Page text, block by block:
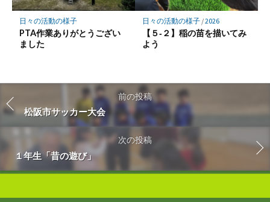
日々の活動の様子
PTA作業ありがとうござい
ました
日々の活動の様子/2026
【５‐２】稲の苗を描いてみ
よう
前の投稿
松阪市サッカー大会
次の投稿
１年生「昔の遊び」